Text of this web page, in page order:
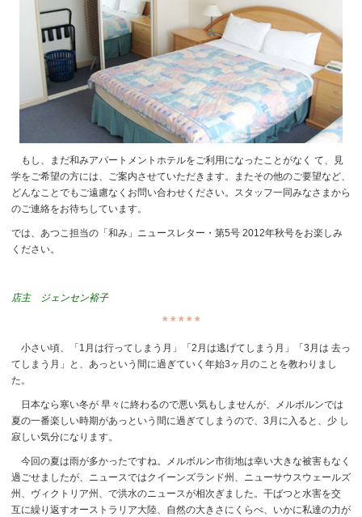
もし、まだ和みアパートメントホテルをご利用になったことがなく て、見
学をご希望の方には、ご案内させていただきます。またその他のご要望など、
どんなことでもご遠慮なくお問い合わせください。スタッフ一同みなさまから
のご連絡をお待ちしています。
では、あつこ担当の「和み」ニュースレター・第5号 2012年秋号をお楽しみ
ください。
店主 ジェンセン裕子
* * * * *
小さい頃、「1月は行ってしまう月」「2月は逃げてしまう月」「3月は 去っ
てしまう月」と、あっという間に過ぎていく年始3ヶ月のことを教わりまし
た。
日本なら寒い冬が 早々に終わるので悪い気もしませんが、メルボルンでは
夏の一番楽しい時期があっという間に過ぎてしまうので、3月に入ると、少 し
寂しい気分になります。
今回の夏は雨が多かったですね。メルボルン市街地は幸い大きな被害もなく
過ごせましたが、ニュースではクイーンズランド州、ニューサウスウェールズ
州、ヴィクトリア州、で洪水のニュースが相次ぎました。干ばつと水害を交
互に繰り返すオーストラリア大陸、自然の大きさにくらべ、いかに私達の力が